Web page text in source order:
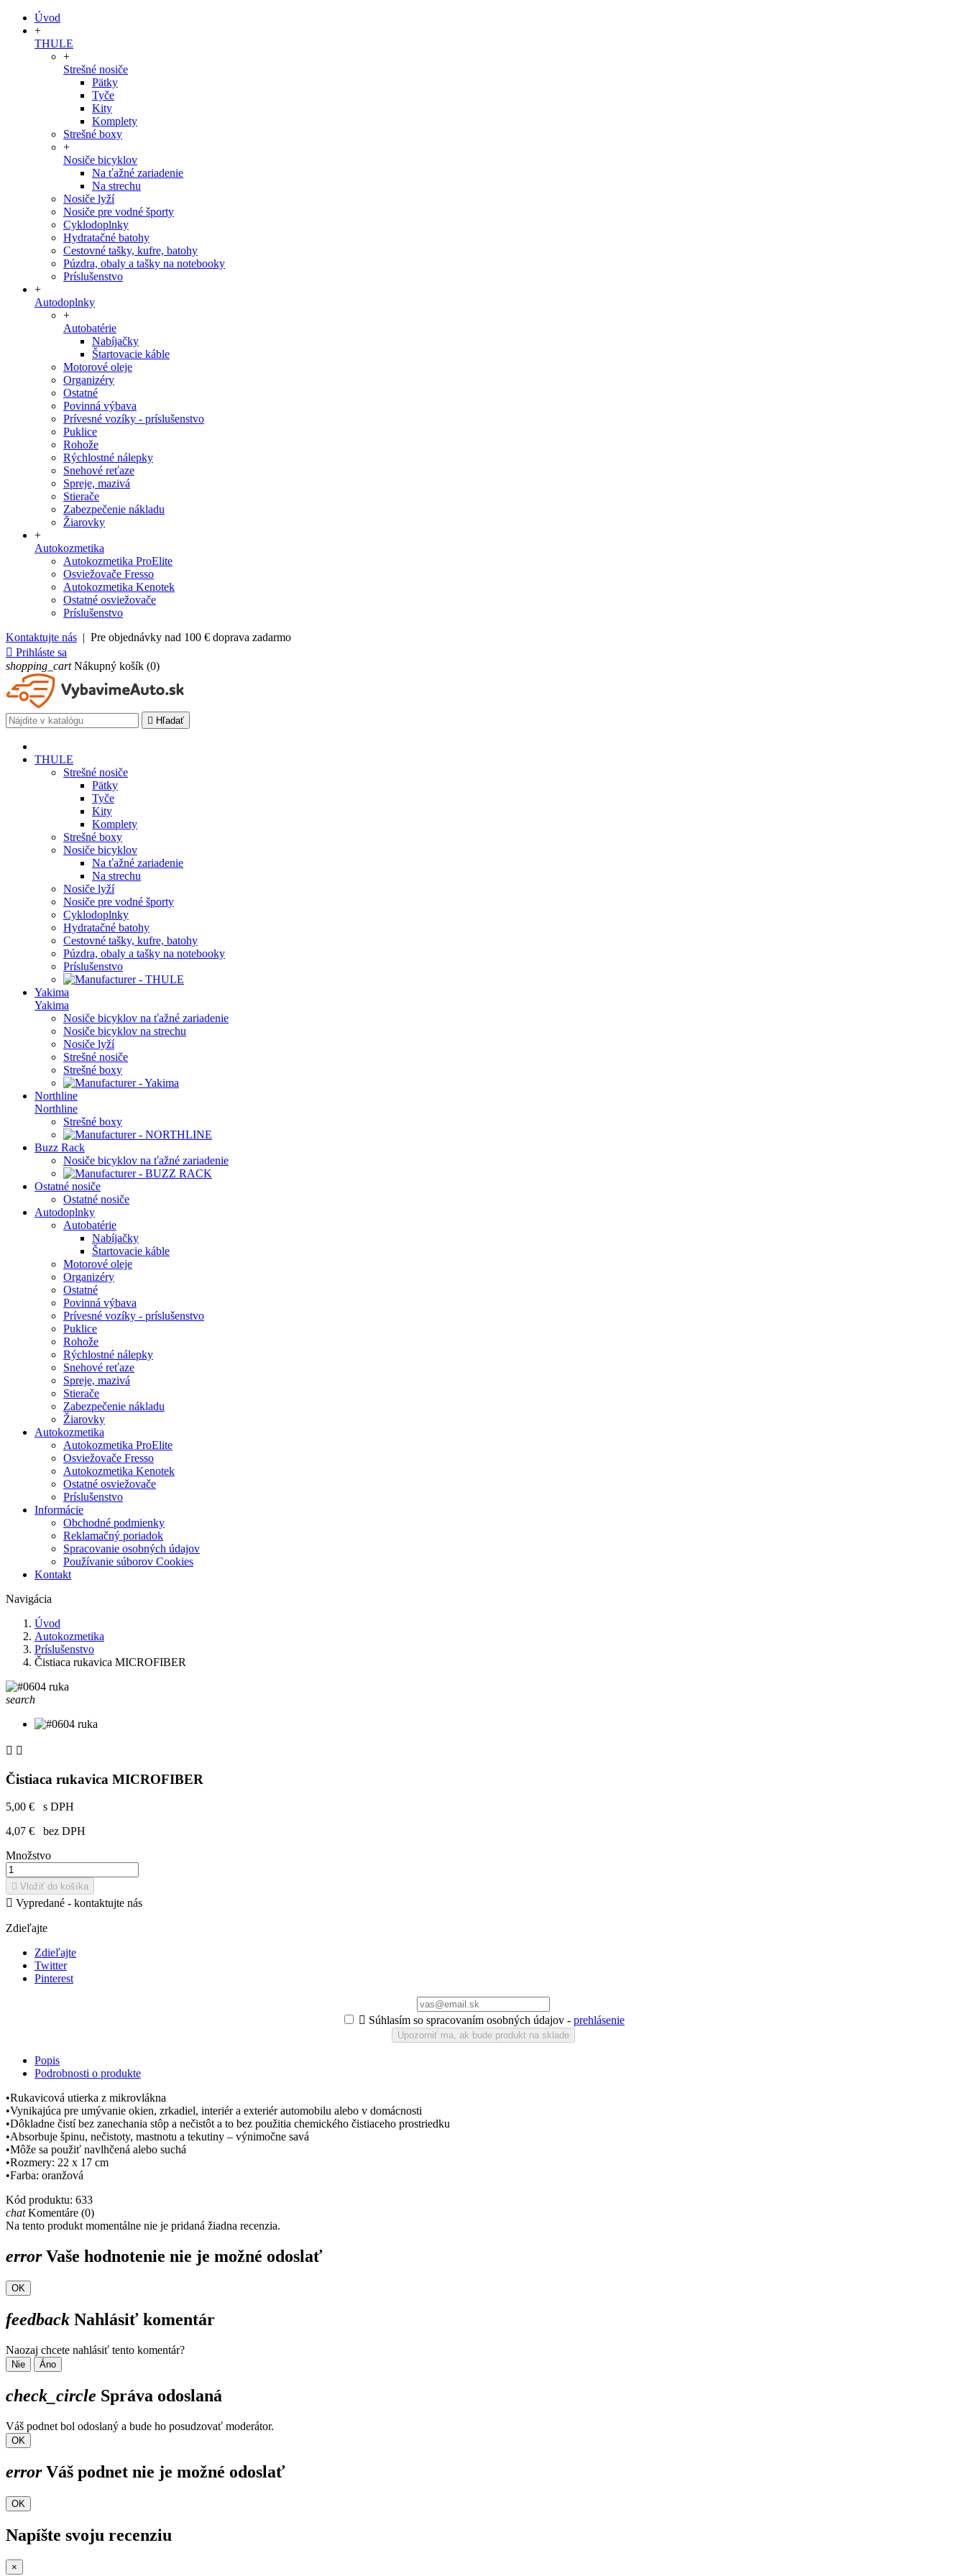
Úvod
+
THULE
+
Strešné nosiče
Pätky
Tyče
Kity
Komplety
Strešné boxy
+
Nosiče bicyklov
Na ťažné zariadenie
Na strechu
Nosiče lyží
Nosiče pre vodné športy
Cyklodoplnky
Hydratačné batohy
Cestovné tašky, kufre, batohy
Púzdra, obaly a tašky na notebooky
Príslušenstvo
+
Autodoplnky
+
Autobatérie
Nabíjačky
Štartovacie káble
Motorové oleje
Organizéry
Ostatné
Povinná výbava
Prívesné vozíky - príslušenstvo
Puklice
Rohože
Rýchlostné nálepky
Snehové reťaze
Spreje, mazivá
Stierače
Zabezpečenie nákladu
Žiarovky
+
Autokozmetika
Autokozmetika ProElite
Osviežovače Fresso
Autokozmetika Kenotek
Ostatné osviežovače
Príslušenstvo
Kontaktujte nás | Pre objednávky nad 100 € doprava zadarmo
 Prihláste sa
shopping_cart Nákupný košík (0)
 Hľadať
THULE
Strešné nosiče
Pätky
Tyče
Kity
Komplety
Strešné boxy
Nosiče bicyklov
Na ťažné zariadenie
Na strechu
Nosiče lyží
Nosiče pre vodné športy
Cyklodoplnky
Hydratačné batohy
Cestovné tašky, kufre, batohy
Púzdra, obaly a tašky na notebooky
Príslušenstvo
Yakima
Yakima
Nosiče bicyklov na ťažné zariadenie
Nosiče bicyklov na strechu
Nosiče lyží
Strešné nosiče
Strešné boxy
Northline
Northline
Strešné boxy
Buzz Rack
Nosiče bicyklov na ťažné zariadenie
Ostatné nosiče
Ostatné nosiče
Autodoplnky
Autobatérie
Nabíjačky
Štartovacie káble
Motorové oleje
Organizéry
Ostatné
Povinná výbava
Prívesné vozíky - príslušenstvo
Puklice
Rohože
Rýchlostné nálepky
Snehové reťaze
Spreje, mazivá
Stierače
Zabezpečenie nákladu
Žiarovky
Autokozmetika
Autokozmetika ProElite
Osviežovače Fresso
Autokozmetika Kenotek
Ostatné osviežovače
Príslušenstvo
Informácie
Obchodné podmienky
Reklamačný poriadok
Spracovanie osobných údajov
Používanie súborov Cookies
Kontakt
Navigácia
Úvod
Autokozmetika
Príslušenstvo
Čistiaca rukavica MICROFIBER
search
 
Čistiaca rukavica MICROFIBER
5,00 €
s DPH
4,07 €
bez DPH
Množstvo
 Vložiť do košíka
 Vypredané - kontaktujte nás
Zdieľajte
Zdieľajte
Twitter
Pinterest
 Súhlasím so spracovaním osobných údajov - prehlásenie
Upozorniť ma, ak bude produkt na sklade
Popis
Podrobnosti o produkte
•Rukavicová utierka z mikrovlákna
•Vynikajúca pre umývanie okien, zrkadiel, interiér a exteriér automobilu alebo v domácnosti
•Dôkladne čistí bez zanechania stôp a nečistôt a to bez použitia chemického čistiaceho prostriedku
•Absorbuje špinu, nečistoty, mastnotu a tekutiny – výnimočne savá
•Môže sa použiť navlhčená alebo suchá
•Rozmery: 22 x 17 cm
•Farba: oranžová
Kód produktu: 633
chatKomentáre (0)
Na tento produkt momentálne nie je pridaná žiadna recenzia.
errorVaše hodnotenie nie je možné odoslať
OK
feedback Nahlásiť komentár
Naozaj chcete nahlásiť tento komentár?
Nie Áno
check_circle Správa odoslaná
Váš podnet bol odoslaný a bude ho posudzovať moderátor.
OK
errorVáš podnet nie je možné odoslať
OK
Napíšte svoju recenziu
×